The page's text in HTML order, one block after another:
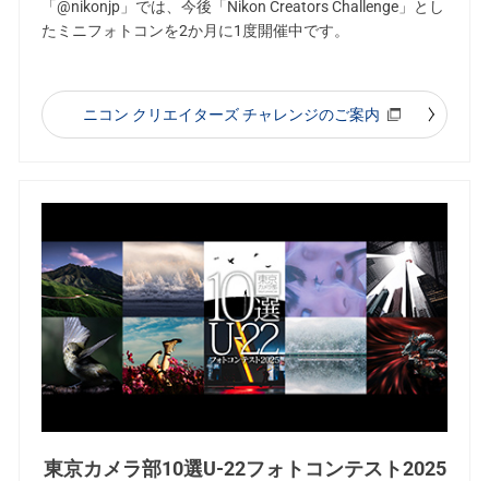
「@nikonjp」では、今後「Nikon Creators Challenge」とし
たミニフォトコンを2か月に1度開催中です。
ニコン クリエイターズ チャレンジのご案内
東京カメラ部10選U-22フォトコンテスト2025